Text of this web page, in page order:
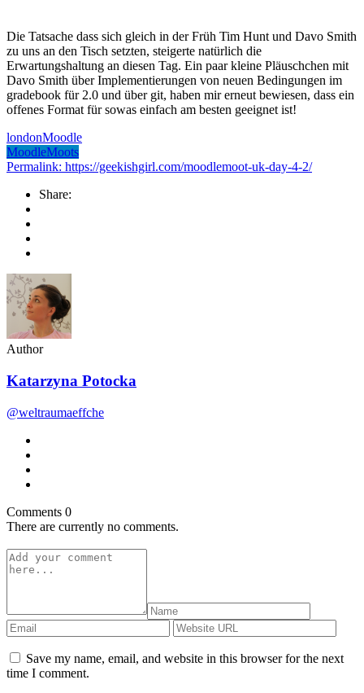
Die Tatsache dass sich gleich in der Früh Tim Hunt und Davo Smith
zu uns an den Tisch setzten, steigerte natürlich die
Erwartungshaltung an diesen Tag. Ein paar kleine Pläuschchen mit
Davo Smith über Implementierungen von neuen Bedingungen im
gradebook für 2.0 und über git, haben mir erneut bewiesen, dass ein
offenes Format für sowas einfach am besten geeignet ist!
londonMoodle
MoodleMoots
Permalink: https://geekishgirl.com/moodlemoot-uk-day-4-2/
Share:
Author
Katarzyna Potocka
@weltraumaeffche
Comments 0
There are currently no comments.
Save my name, email, and website in this browser for the next
time I comment.